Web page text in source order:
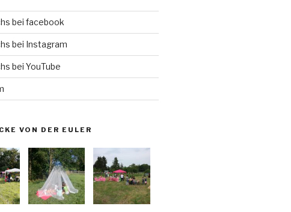
bei facebook
bei Instagram
bei YouTube
VON DER EULER